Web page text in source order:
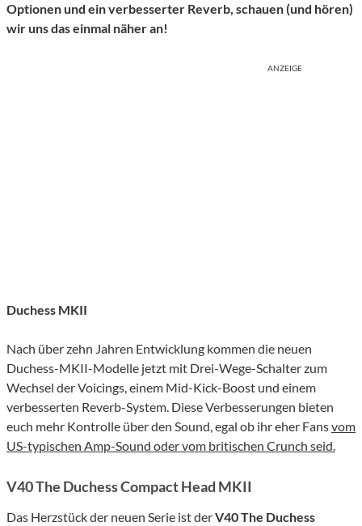
Optionen und ein verbesserter Reverb, schauen (und hören)
wir uns das einmal näher an!
ANZEIGE
Duchess MKII
Nach über zehn Jahren Entwicklung kommen die neuen
Duchess-MKII-Modelle jetzt mit Drei-Wege-Schalter zum
Wechsel der Voicings, einem Mid-Kick-Boost und einem
verbesserten Reverb-System. Diese Verbesserungen bieten
euch mehr Kontrolle über den Sound, egal ob ihr eher Fansvom
US-typischen Amp-Sound oder vom britischen Crunch seid.
V40 The Duchess Compact Head MKII
Das Herzstück der neuen Serie ist derV40 The Duchess